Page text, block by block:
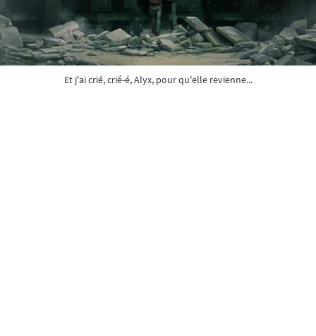
Et j'ai crié, crié-é, Alyx, pour qu'elle revienne...